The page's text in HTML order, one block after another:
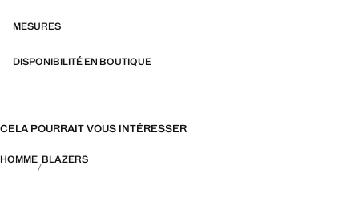
MESURES
DISPONIBILITÉ EN BOUTIQUE
CELA POURRAIT VOUS INTÉRESSER
HOMME BLAZERS